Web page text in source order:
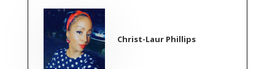
Christ-Laur Phillips